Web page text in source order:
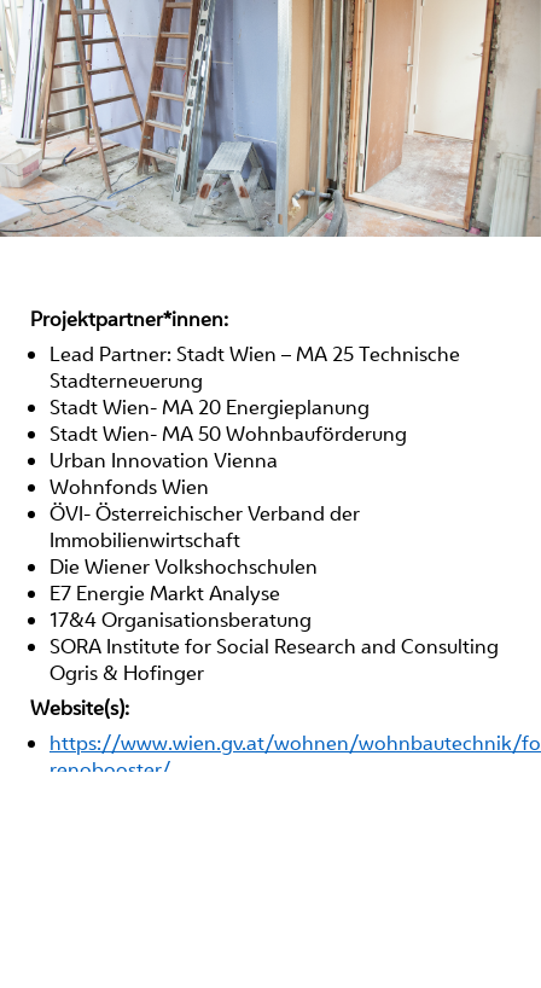
Projektpartner*innen:
Lead Partner: Stadt Wien – MA 25 Technische
Stadterneuerung
Stadt Wien- MA 20 Energieplanung
Stadt Wien- MA 50 Wohnbauförderung
Urban Innovation Vienna
Wohnfonds Wien
ÖVI- Österreichischer Verband der
Immobilienwirtschaft
Die Wiener Volkshochschulen
E7 Energie Markt Analyse
17&4 Organisationsberatung
SORA Institute for Social Research and Consulting
Ogris & Hofinger
Website(s):
https://www.wien.gv.at/wohnen/wohnbautechnik/
renobooster/